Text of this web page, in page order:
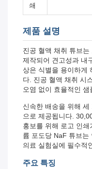
쇄
제품 설명
진공 혈액 채취 튜브
제작되어 견고성과 내
상은 식별을 용이하게
다. 진공 혈액 채취 시
오염 없이 효율적인
신속한 배송을 위해
으로 제공됩니다.
홍보를 위해 로고 인
륨 포도당 NaF 튜브는
의료 실험실에 필수적
주요 특징